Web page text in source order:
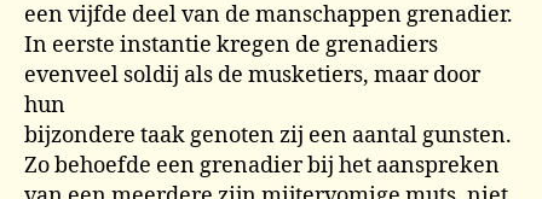
een vijfde deel van de manschappen grenadier.
In eerste instantie kregen de grenadiers
evenveel soldij als de musketiers, maar door
hun
bijzondere taak genoten zij een aantal gunsten.
Zo behoefde een grenadier bij het aanspreken